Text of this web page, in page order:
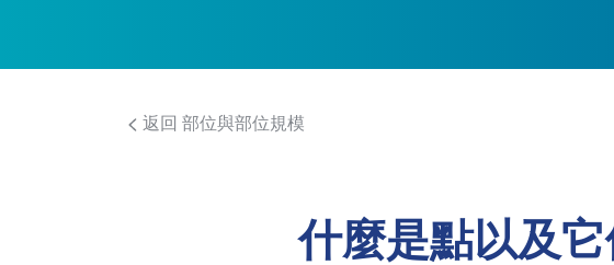
返回 部位與部位規模
什麼是點以及